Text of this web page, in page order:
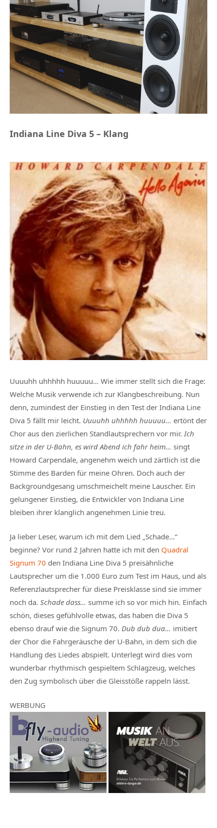
Indiana Line Diva 5 – Klang
Uuuuhh uhhhhh huuuuu… Wie immer stellt sich die Frage:
Welche Musik verwende ich zur Klangbeschreibung. Nun
denn, zumindest der Einstieg in den Test der Indiana Line
Diva 5 fällt mir leicht. Uuuuhh uhhhhh huuuuu… ertönt der
Chor aus den zierlichen Standlautsprechern vor mir.Ich
sitze in der U-Bahn, es wird Abend ich fahr heim… singt
Howard Carpendale, angenehm weich und zärtlich ist die
Stimme des Barden für meine Ohren. Doch auch der
Backgroundgesang umschmeichelt meine Lauscher. Ein
gelungener Einstieg, die Entwickler von Indiana Line
bleiben ihrer klanglich angenehmen Linie treu.
Ja lieber Leser, warum ich mit dem Lied „Schade…“
beginne? Vor rund 2 Jahren hatte ich mit den Quadral
Signum 70 den Indiana Line Diva 5 preisähnliche
Lautsprecher um die 1.000 Euro zum Test im Haus, und als
Referenzlautsprecher für diese Preisklasse sind sie immer
noch da. Schade dass… summe ich so vor mich hin. Einfach
schön, dieses gefühlvolle etwas, das haben die Diva 5
ebenso drauf wie die Signum 70. Dub dub dua… imitiert
der Chor die Fahrgeräusche der U-Bahn, in dem sich die
Handlung des Liedes abspielt. Unterlegt wird dies vom
wunderbar rhythmisch gespieltem Schlagzeug, welches
den Zug symbolisch über die Gleisstöße rappeln lässt.
WERBUNG